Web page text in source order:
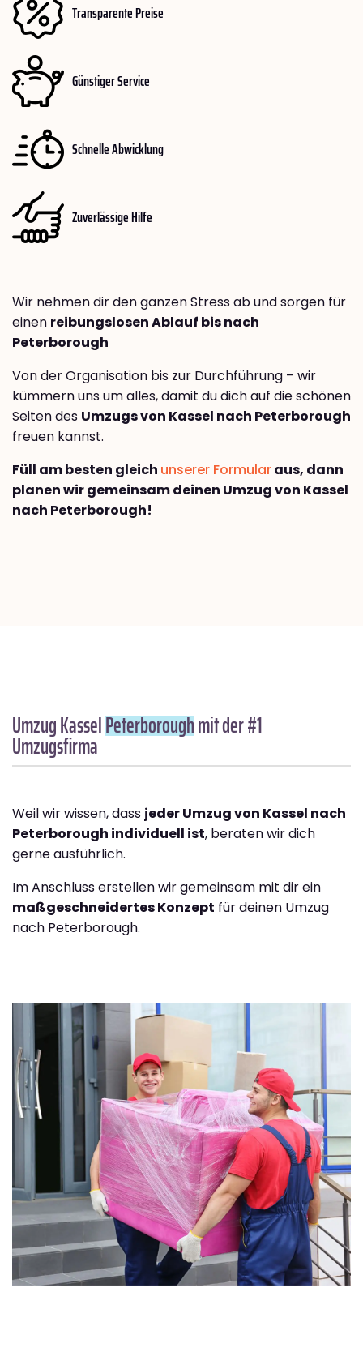
Transparente Preise
Günstiger Service
Schnelle Abwicklung
Zuverlässige Hilfe
Wir nehmen dir den ganzen Stress ab und sorgen für
einen reibungslosen Ablauf bis nach
Peterborough
Von der Organisation bis zur Durchführung – wir
kümmern uns um alles, damit du dich auf die schönen
Seiten des Umzugs von Kassel nach Peterborough
freuen kannst.
Füll am besten gleich unserer Formularaus, dann
planen wir gemeinsam deinen Umzug von Kassel
nach Peterborough!
Umzug KasselPeterboroughmit der #1
Umzugsfirma
Weil wir wissen, dass jeder Umzug von Kassel nach
Peterborough individuell ist, beraten wir dich
gerne ausführlich.
Im Anschluss erstellen wir gemeinsam mit dir ein
maßgeschneidertes Konzept für deinen Umzug
nach Peterborough.